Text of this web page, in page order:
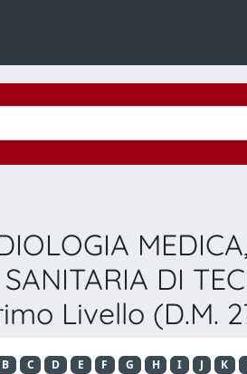
DI
Livello (D.M.
B C D E F G H I J K